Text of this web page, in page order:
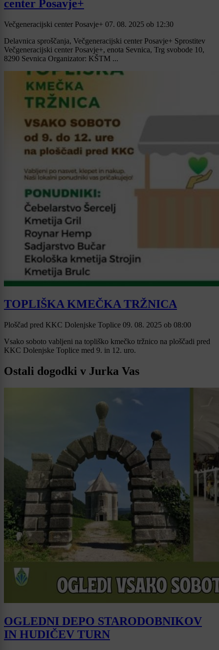
center Posavje+
Večgeneracijski center Posavje+ 07. 08. 2025 ob 12:30
Delavnica sproščanja, Večgeneracijski center Posavje+ Sprostitev
Večgeneracijski center Posavje+, enota Sevnica, Trg svobode 10,
8290 Sevnica Organizator: KŠTM ...
TOPLIŠKA KMEČKA TRŽNICA
Ploščad pred KKC Dolenjske Toplice 09. 08. 2025 ob 08:00
Vsako soboto vabljeni na topliško kmečko tržnico na ploščadi pred
KKC Dolenjske Toplice med 9. in 12. uro.
Ostali dogodki v Jurka Vas
OGLEDNI DEPO STARODOBNIKOV
IN HUDIČEV TURN